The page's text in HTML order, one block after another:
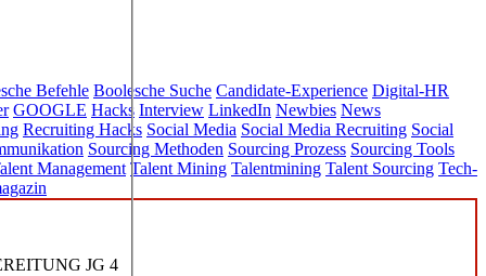
JG 4
Befehle Boolesche Suche Candidate-Experience Digital-HR
GOOGLE Hacks Interview LinkedIn Newbies News
Recruiting Hacks Social Media Social Media Recruiting Social
Sourcing Methoden Sourcing Prozess Sourcing Tools
Management Talent Mining Talentmining Talent Sourcing Tech-